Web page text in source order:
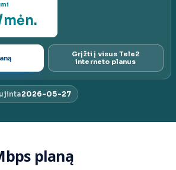
ai.lt
mėn.
Grįžti į visus Tele2
interneto planus
2026-05-27
planą